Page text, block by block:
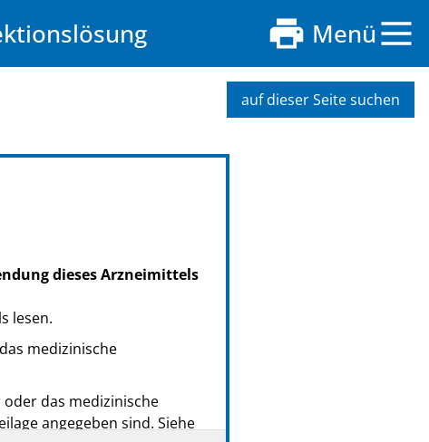
Menü
auf dieser Seite suchen
dieses Arzneimittels
lesen.
medizinische
das medizinische
angegeben sind. Siehe